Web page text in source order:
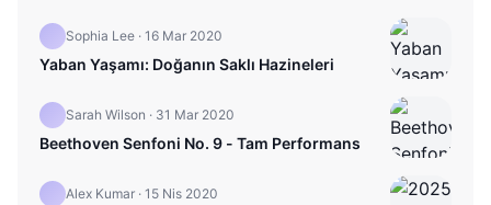
Sophia Lee · 16 Mar 2020
Yaban Yaşamı: Doğanın Saklı Hazineleri
Sarah Wilson · 31 Mar 2020
Beethoven Senfoni No. 9 - Tam Performans
Alex Kumar · 15 Nis 2020